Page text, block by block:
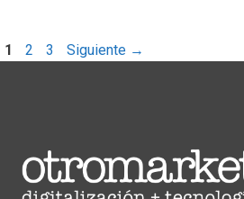
1 2 3 Siguiente →